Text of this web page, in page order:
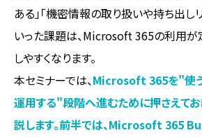
ある」「機密情報の取り扱いや持ち出し
いった課題は、Microsoft 365の利用
しやすくなります。
本セミナーでは、Microsoft 365を"使
運用する"段階へ進むために押さえて
説します。前半では、Microsoft 365